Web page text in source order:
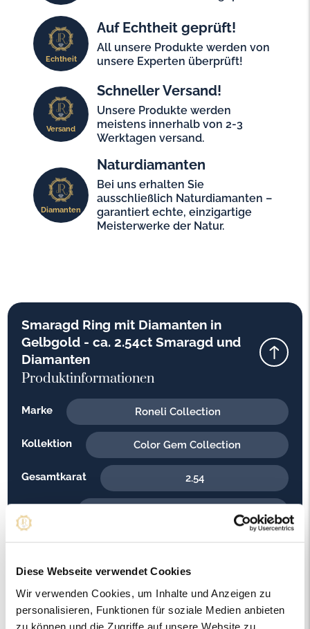
Diese Webseite verwendet Cookies
Wir verwenden Cookies, um Inhalte und Anzeigen zu
personalisieren, Funktionen für soziale Medien anbieten
zu können und die Zugriffe auf unsere Website zu
Echtheit
Auf Echtheit geprüft!
All unsere Produkte werden von
unsere Experten überprüft!
Versand
Schneller Versand!
Unsere Produkte werden
meistens innerhalb von 2-3
Werktagen versand.
Diamanten
Naturdiamanten
Bei uns erhalten Sie
ausschließlich Naturdiamanten –
garantiert echte, einzigartige
Meisterwerke der Natur.
Smaragd Ring mit Diamanten in
Gelbgold - ca. 2.54ct Smaragd und
Diamanten
Produktinformationen
Marke Roneli Collection
Kollektion Color Gem Collection
Gesamtkarat 2.54
Feingehalt 750
Gewicht 9.40
Steinfarbe G - Feines Weiss